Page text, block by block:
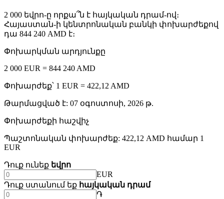
2 000 եվրո-ը որքա՞ն է հայկական դրամ-ով։
Հայաստան-ի կենտրոնական բանկի փոխարժեքով
դա 844 240 AMD է։
Փոխարկման արդյունքը
2 000 EUR = 844 240 AMD
Փոխարժեք՝ 1 EUR = 422,12 AMD
Թարմացված է: 07 օգոստոսի, 2026 թ.
Փոխարժեքի հաշվիչ
Պաշտոնական փոխարժեք: 422,12 AMD համար 1
EUR
Դուք ունեք եվրո
EUR
Դուք ստանում եք հայկական դրամ
֏